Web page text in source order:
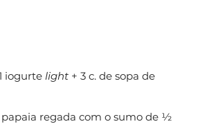
iogurte light + 3 c. de sopa de
regada com o sumo de ½